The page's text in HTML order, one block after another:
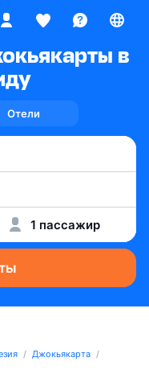
в
Отели
1 пассажир
Джокьякарта